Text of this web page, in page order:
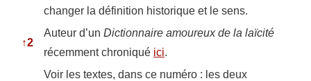
changer la définition historique et le sens.
↑2
Auteur d’un Dictionnaire amoureux de la laïcité
récemment chroniqué ici.
Voir les textes, dans ce numéro : les deux